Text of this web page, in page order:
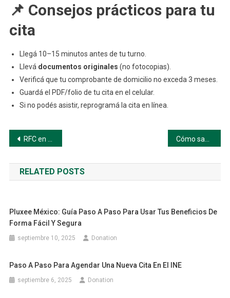
📌 Consejos prácticos para tu
cita
Llegá 10–15 minutos antes de tu turno.
Llevá documentos originales (no fotocopias).
Verificá que tu comprobante de domicilio no exceda 3 meses.
Guardá el PDF/folio de tu cita en el celular.
Si no podés asistir, reprogramá la cita en línea.
Navegación
de
entradas
RFC en México – Guía Paso a Paso
RELATED POSTS
Pluxee México: Guía Paso A Paso Para Usar Tus Beneficios De
Forma Fácil Y Segura
septiembre 10, 2025 Donation
Paso A Paso Para Agendar Una Nueva Cita En El INE
septiembre 6, 2025 Donation